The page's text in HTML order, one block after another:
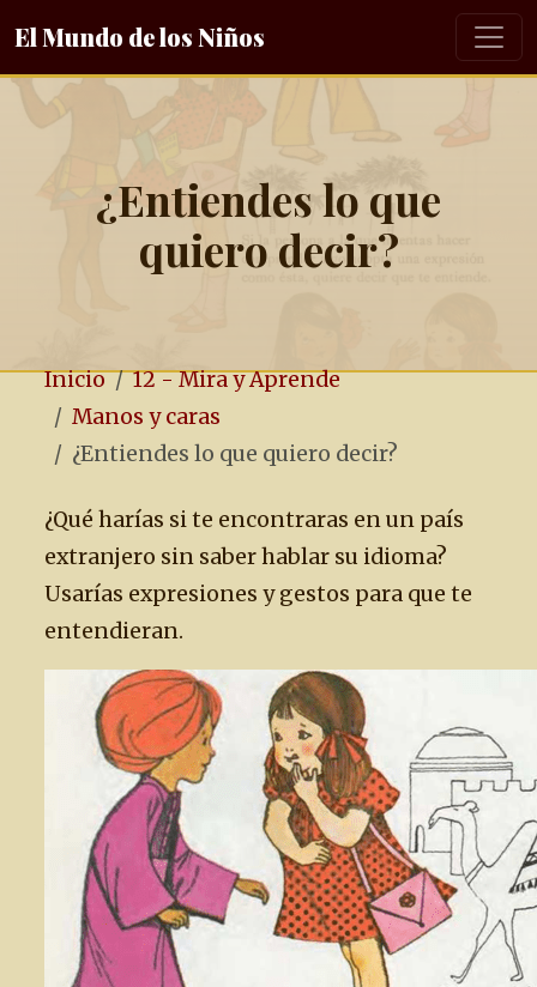
El Mundo de los Niños
¿Entiendes lo que
quiero decir?
Inicio
12 - Mira y Aprende
Manos y caras
¿Entiendes lo que quiero decir?
¿Qué harías si te encontraras en un país
extranjero sin saber hablar su idioma?
Usarías expresiones y gestos para que te
entendieran.